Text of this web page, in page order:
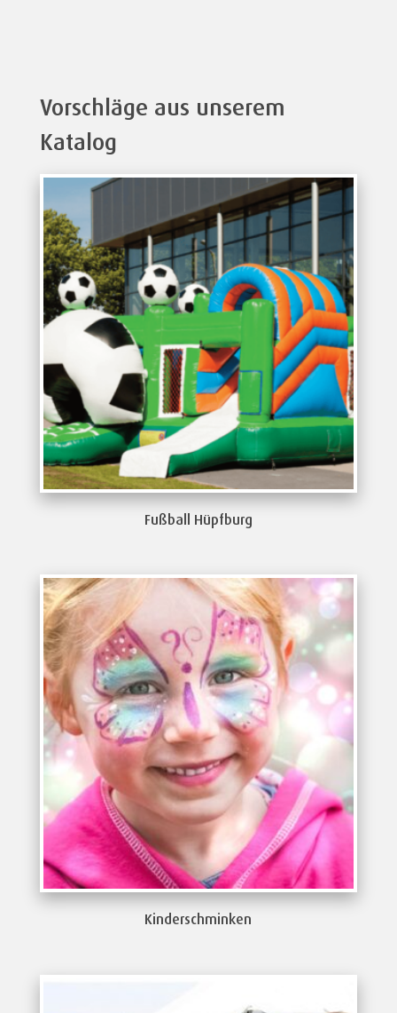
Vorschläge aus unserem
Katalog
Fußball Hüpfburg
Kinderschminken